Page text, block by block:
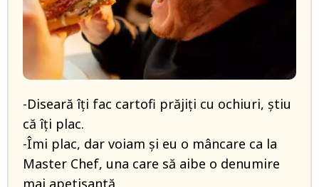
-Diseară îți fac cartofi prăjiți cu ochiuri, ştiu
că îți plac.
-Îmi plac, dar voiam și eu o mâncare ca la
Master Chef, una care să aibe o denumire
mai apetisantă